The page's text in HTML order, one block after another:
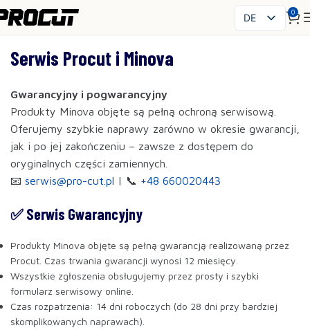
DE
HU
FR
ES
0
Serwis Procut i Minova
Gwarancyjny i pogwarancyjny
Produkty Minova objęte są pełną ochroną serwisową.
Oferujemy szybkie naprawy zarówno w okresie gwarancji,
jak i po jej zakończeniu – zawsze z dostępem do
oryginalnych części zamiennych.
📧 serwis@pro-cut.pl | 📞 +48 660020443
✅ Serwis Gwarancyjny
Produkty Minova objęte są pełną gwarancją realizowaną przez
Procut. Czas trwania gwarancji wynosi 12 miesięcy.
Wszystkie zgłoszenia obsługujemy przez prosty i szybki
formularz serwisowy online.
Czas rozpatrzenia: 14 dni roboczych (do 28 dni przy bardziej
skomplikowanych naprawach).